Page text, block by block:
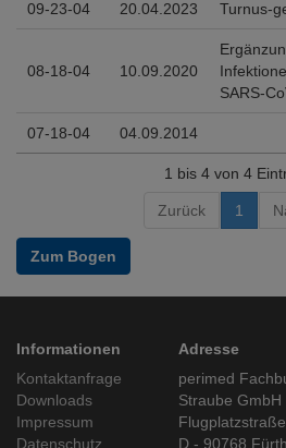
09-23-04
20.04.2023 Turnus-
08-18-04 10.09.2020
SARS-
07-18-04
04.09.2014
1 bis 4 von 4
Zurück
1
Zum Bogen
Informationen
Kontaktanfrage
Downloads
Impressum
Datenschutz
Adresse
perimed
Straube GmbH
D - 90768 Fürth